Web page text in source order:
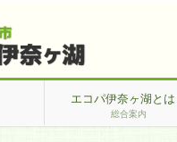
エコパ伊奈ヶ湖とは
総合案内